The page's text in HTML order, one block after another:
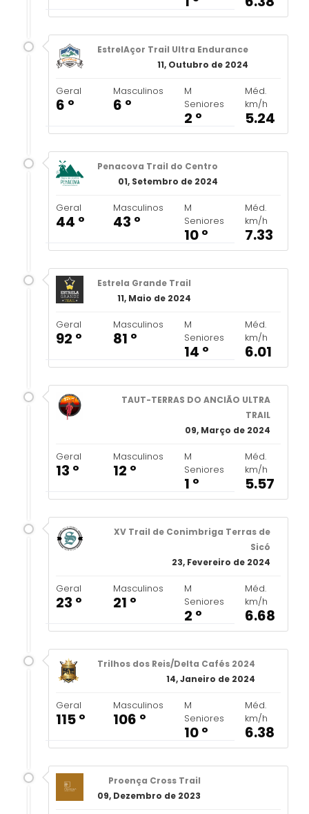
EstrelAçor Trail Ultra Endurance
11, Outubro de 2024
Geral
6 º
Masculinos
6 º
M
Seniores
2 º
Méd.
km/h
5.24
Penacova Trail do Centro
01, Setembro de 2024
Geral
44 º
Masculinos
43 º
M
Seniores
10 º
Méd.
km/h
7.33
Estrela Grande Trail
11, Maio de 2024
Geral
92 º
Masculinos
81 º
M
Seniores
14 º
Méd.
km/h
6.01
TAUT-TERRAS DO ANCIÃO ULTRA
TRAIL
09, Março de 2024
Geral
13 º
Masculinos
12 º
M
Seniores
1 º
Méd.
km/h
5.57
XV Trail de Conimbriga Terras de
Sicó
23, Fevereiro de 2024
Geral
23 º
Masculinos
21 º
M
Seniores
2 º
Méd.
km/h
6.68
Trilhos dos Reis/Delta Cafés 2024
14, Janeiro de 2024
Geral
115 º
Masculinos
106 º
M
Seniores
10 º
Méd.
km/h
6.38
Proença Cross Trail
09, Dezembro de 2023